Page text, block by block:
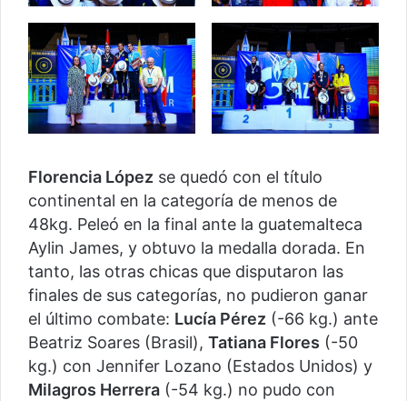
Florencia López se quedó con el título
continental en la categoría de menos de
48kg. Peleó en la final ante la guatemalteca
Aylin James, y obtuvo la medalla dorada. En
tanto, las otras chicas que disputaron las
finales de sus categorías, no pudieron ganar
el último combate: Lucía Pérez (-66 kg.) ante
Beatriz Soares (Brasil), Tatiana Flores (-50
kg.) con Jennifer Lozano (Estados Unidos) y
Milagros Herrera (-54 kg.) no pudo con